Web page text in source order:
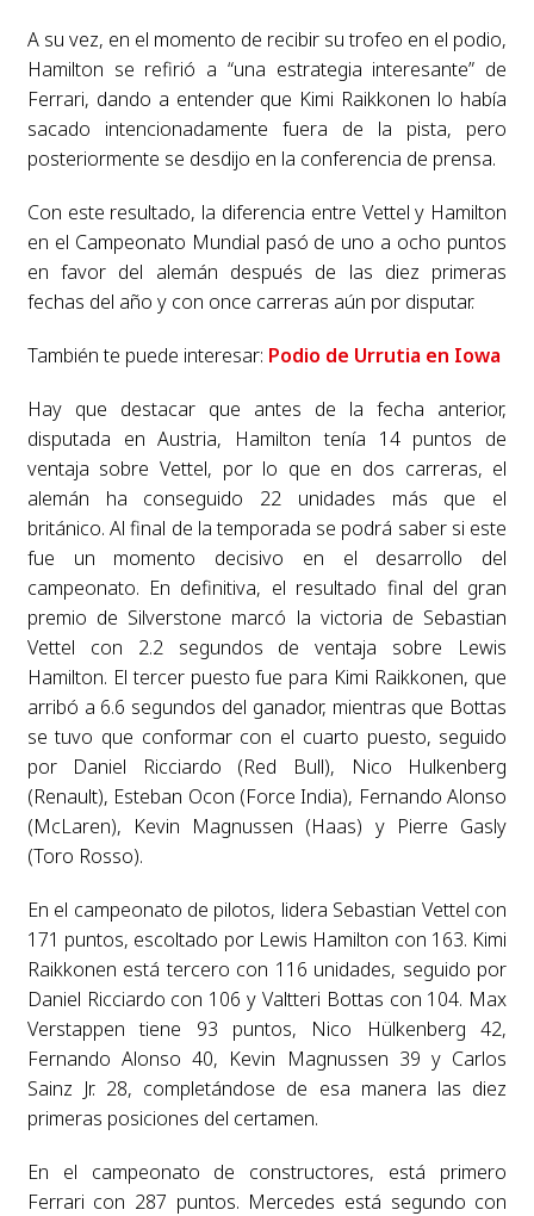
A su vez, en el momento de recibir su trofeo en el podio,
Hamilton se refirió a “una estrategia interesante” de
Ferrari, dando a entender que Kimi Raikkonen lo había
sacado intencionadamente fuera de la pista, pero
posteriormente se desdijo en la conferencia de prensa.
Con este resultado, la diferencia entre Vettel y Hamilton
en el Campeonato Mundial pasó de uno a ocho puntos
en favor del alemán después de las diez primeras
fechas del año y con once carreras aún por disputar.
También te puede interesar: Podio de Urrutia en Iowa
Hay que destacar que antes de la fecha anterior,
disputada en Austria, Hamilton tenía 14 puntos de
ventaja sobre Vettel, por lo que en dos carreras, el
alemán ha conseguido 22 unidades más que el
británico. Al final de la temporada se podrá saber si este
fue un momento decisivo en el desarrollo del
campeonato. En definitiva, el resultado final del gran
premio de Silverstone marcó la victoria de Sebastian
Vettel con 2.2 segundos de ventaja sobre Lewis
Hamilton. El tercer puesto fue para Kimi Raikkonen, que
arribó a 6.6 segundos del ganador, mientras que Bottas
se tuvo que conformar con el cuarto puesto, seguido
por Daniel Ricciardo (Red Bull), Nico Hulkenberg
(Renault), Esteban Ocon (Force India), Fernando Alonso
(McLaren), Kevin Magnussen (Haas) y Pierre Gasly
(Toro Rosso).
En el campeonato de pilotos, lidera Sebastian Vettel con
171 puntos, escoltado por Lewis Hamilton con 163. Kimi
Raikkonen está tercero con 116 unidades, seguido por
Daniel Ricciardo con 106 y Valtteri Bottas con 104. Max
Verstappen tiene 93 puntos, Nico Hülkenberg 42,
Fernando Alonso 40, Kevin Magnussen 39 y Carlos
Sainz Jr. 28, completándose de esa manera las diez
primeras posiciones del certamen.
En el campeonato de constructores, está primero
Ferrari con 287 puntos. Mercedes está segundo con